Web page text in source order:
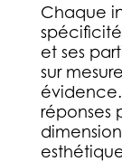
Chaque
et ses
sur
réponses